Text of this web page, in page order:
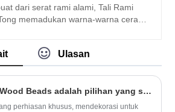
menambahkan sentuhan
pedesaan pada dekorasi
Anda. Set pita Natal ini dibuat
tepi berkabel agar mudah
Tersedia dalam berbagai warna,
Goni Poliester sangat ideal untuk
kado dan membuat pita
untuk dekorasi liburan.
dari serat rami alami, Tali Rami
memadukan warna-warna cerah
dari tiga helai, memberikan
dan keandalan untuk berbagai
Ulasan
Mengapa Yetong Wood Beads adalah pilihan yang sempurna untuk proyek kerajinan Anda?
perhiasan khusus, mendekorasi untuk